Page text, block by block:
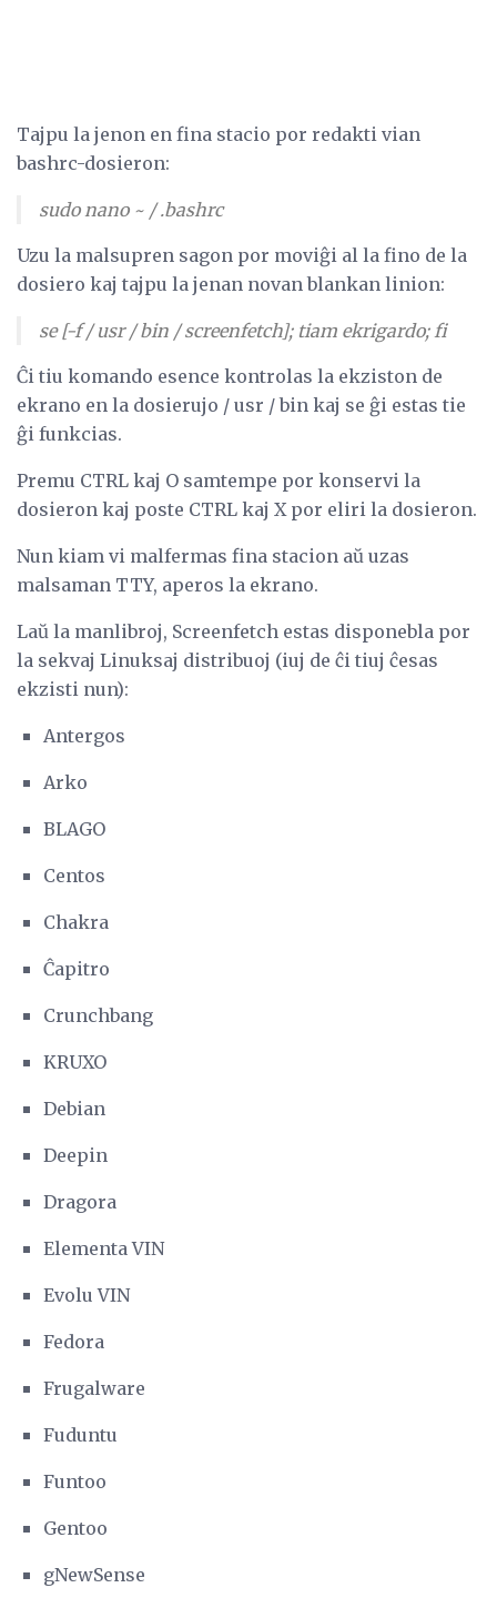
Tajpu la jenon en fina stacio por redakti vian
bashrc-dosieron:
sudo nano ~ / .bashrc
Uzu la malsupren sagon por moviĝi al la fino de la
dosiero kaj tajpu la jenan novan blankan linion:
se [-f / usr / bin / screenfetch]; tiam ekrigardo; fi
Ĉi tiu komando esence kontrolas la ekziston de
ekrano en la dosierujo / usr / bin kaj se ĝi estas tie
ĝi funkcias.
Premu CTRL kaj O samtempe por konservi la
dosieron kaj poste CTRL kaj X por eliri la dosieron.
Nun kiam vi malfermas fina stacion aŭ uzas
malsaman TTY, aperos la ekrano.
Laŭ la manlibroj, Screenfetch estas disponebla por
la sekvaj Linuksaj distribuoj (iuj de ĉi tiuj ĉesas
ekzisti nun):
Antergos
Arko
BLAGO
Centos
Chakra
Ĉapitro
Crunchbang
KRUXO
Debian
Deepin
Dragora
Elementa VIN
Evolu VIN
Fedora
Frugalware
Fuduntu
Funtoo
Gentoo
gNewSense